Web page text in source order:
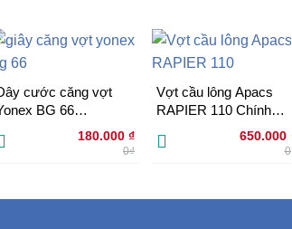
cước căng vợt
BG 66
180.000 ₫
0₫
Vợt cầu lông Apacs
RAPIER 110 Chính
650.000 ₫
0₫